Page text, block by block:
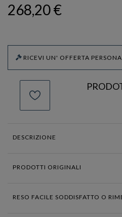
268,20 €
RICEVI UN' OFFERTA
DESCRIZIONE
PRODOTTI ORIGINALI
RESO FACILE SODDISFATTO O